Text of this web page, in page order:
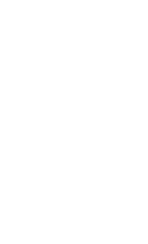
老